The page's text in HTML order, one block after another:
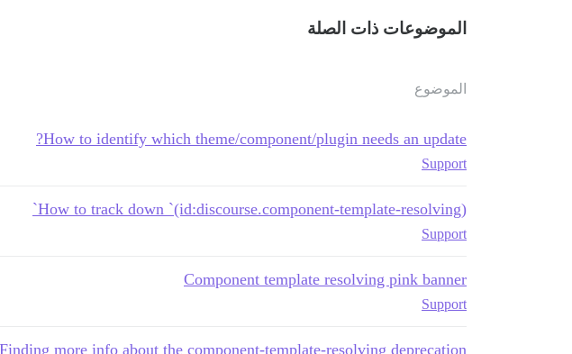
الموضوعات ذات الصلة
الموضوع
How to identify which theme/component/plugin needs an update?
Support
How to track down `(id:discourse.component-template-resolving)`
Support
Component template resolving pink banner
Support
Finding more info about the component-template-resolving deprecation